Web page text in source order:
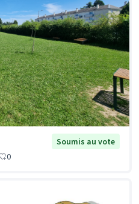
Soumis au vote
0